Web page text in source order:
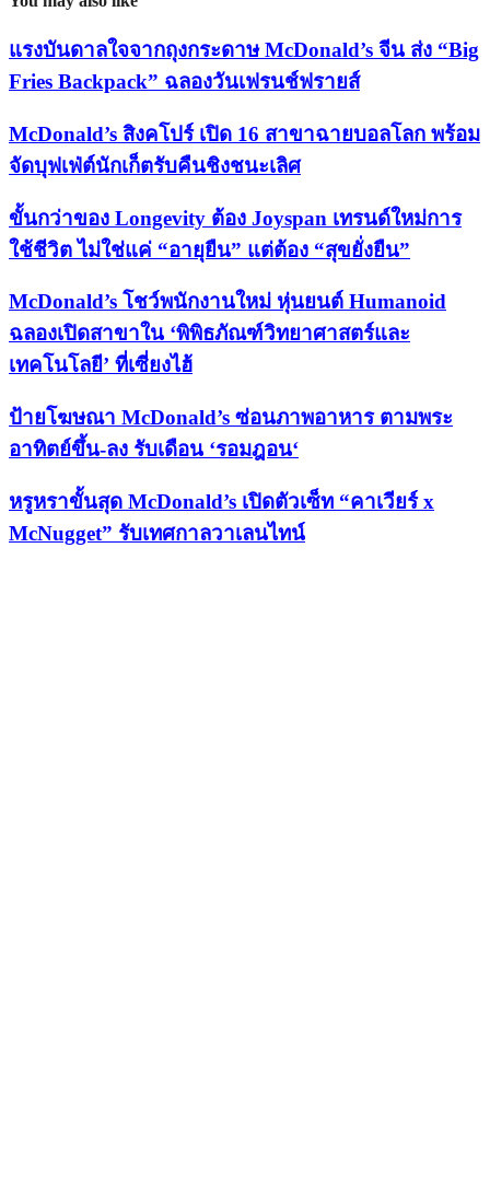
แรงบันดาลใจจากถุงกระดาษ McDonald’s จีน ส่ง “Big
Fries Backpack” ฉลองวันเฟรนช์ฟรายส์
McDonald’s สิงคโปร์ เปิด 16 สาขาฉายบอลโลก พร้อม
จัดบุฟเฟ่ต์นักเก็ตรับคืนชิงชนะเลิศ
ขั้นกว่าของ Longevity ต้อง Joyspan เทรนด์ใหม่การ
ใช้ชีวิต ไม่ใช่แค่ “อายุยืน” แต่ต้อง “สุขยั่งยืน”
McDonald’s โชว์พนักงานใหม่ หุ่นยนต์ Humanoid
ฉลองเปิดสาขาใน ‘พิพิธภัณฑ์วิทยาศาสตร์และ
เทคโนโลยี’ ที่เซี่ยงไฮ้
ป้ายโฆษณา McDonald’s ซ่อนภาพอาหาร ตามพระ
อาทิตย์ขึ้น-ลง รับเดือน ‘รอมฎอน‘
หรูหราขั้นสุด McDonald’s เปิดตัวเซ็ท “คาเวียร์ x
McNugget” รับเทศกาลวาเลนไทน์